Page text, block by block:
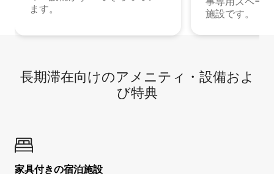
ます。
施設です。
長期滞在向け⁠のア⁠メ⁠ニ⁠テ⁠ィ⁠・設⁠備⁠およ
び特⁠典
家具付き⁠の宿⁠泊⁠施⁠設